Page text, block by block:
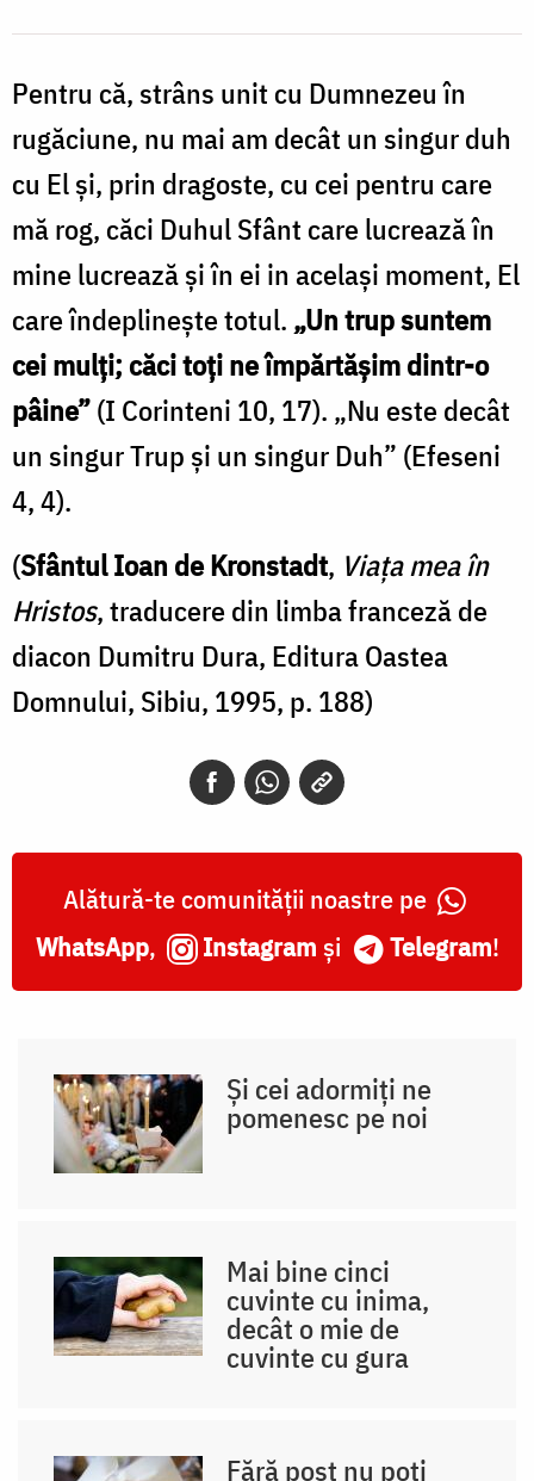
atât
de
eficientă?
Foto:
Oana
Nechifor
Pentru că, strâns unit cu Dumnezeu în
rugăciune, nu mai am decât un singur duh
cu El şi, prin dragoste, cu cei pentru care
mă rog, căci Duhul Sfânt care lucrează în
mine lucrează şi în ei in acelaşi moment, El
care îndeplineşte totul. „Un trup suntem
cei mulţi; căci toţi ne împărtăşim dintr-o
pâine”(I Corinteni 10, 17). „Nu este decât
un singur Trup și un singur Duh” (Efeseni
4, 4).
(Sfântul Ioan de Kronstadt, Viața mea în
Hristos, traducere din limba franceză de
diacon Dumitru Dura, Editura Oastea
Domnului, Sibiu, 1995, p. 188)
Alătură-te comunității noastre pe
WhatsApp, Instagram și Telegram!
Și cei adormiți ne
pomenesc pe noi
Mai bine cinci
cuvinte cu inima,
decât o mie de
cuvinte cu gura
Fără post nu poți